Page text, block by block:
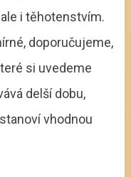
i těhotenstvím.
doporučujeme,
si uvedeme
delší dobu,
vhodnou